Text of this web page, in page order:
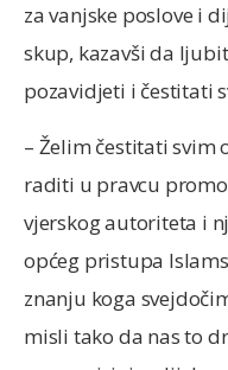
za vanjske poslove i
skup, kazavši da
pozavidjeti i čestitati
– Želim čestitati svim
raditi u pravcu
vjerskog autoriteta i
općeg pristupa
znanju koga
misli tako da nas to